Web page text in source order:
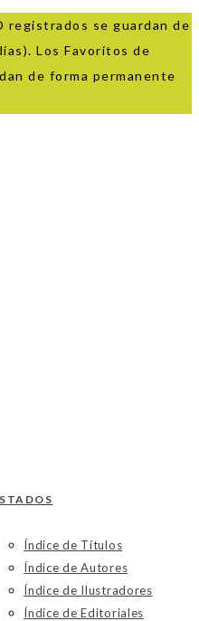
registrados se guardan de
Los Favoritos de
de forma permanente
Índice de Títulos
Índice de Autores
Índice de Ilustradores
Índice de Editoriales